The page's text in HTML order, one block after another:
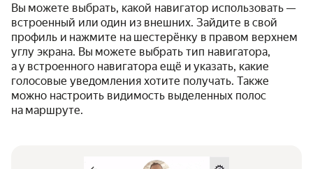
Вы можете выбрать, какой навигатор использовать —
встроенный или один из внешних. Зайдите в свой
профиль и нажмите на шестерёнку в правом верхнем
углу экрана. Вы можете выбрать тип навигатора,
а у встроенного навигатора ещё и указать, какие
голосовые уведомления хотите получать. Также
можно настроить видимость выделенных полос
на маршруте.